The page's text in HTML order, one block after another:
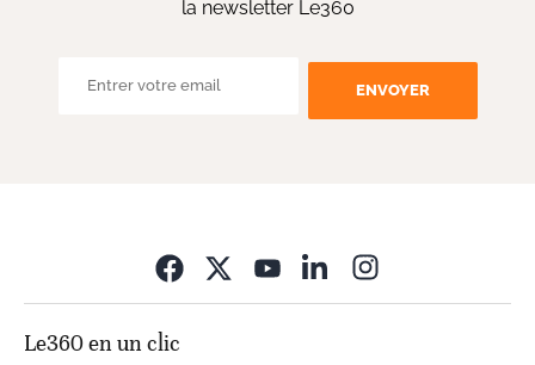
la newsletter Le360
ENVOYER
Le360 en un clic